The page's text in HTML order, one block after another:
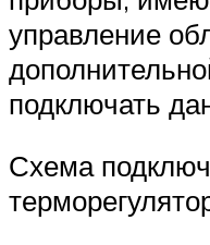
управление
подключать
Схема